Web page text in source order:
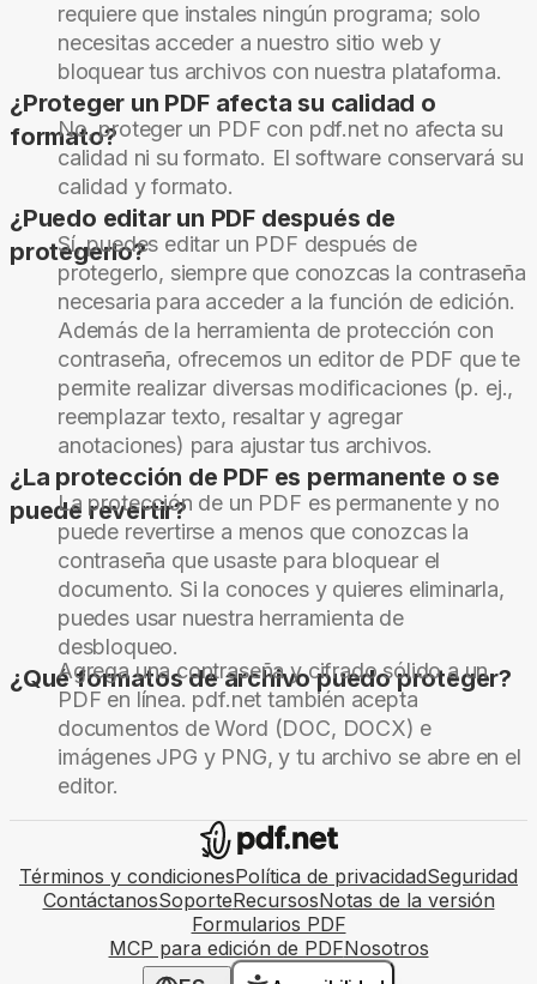
requiere que instales ningún programa; solo
necesitas acceder a nuestro sitio web y
bloquear tus archivos con nuestra plataforma.
¿Proteger un PDF afecta su calidad o
formato?
No, proteger un PDF con pdf.net no afecta su
calidad ni su formato. El software conservará su
calidad y formato.
¿Puedo editar un PDF después de
protegerlo?
Sí, puedes editar un PDF después de
protegerlo, siempre que conozcas la contraseña
necesaria para acceder a la función de edición.
Además de la herramienta de protección con
contraseña, ofrecemos un editor de PDF que te
permite realizar diversas modificaciones (p. ej.,
reemplazar texto, resaltar y agregar
anotaciones) para ajustar tus archivos.
¿La protección de PDF es permanente o se
puede revertir?
La protección de un PDF es permanente y no
puede revertirse a menos que conozcas la
contraseña que usaste para bloquear el
documento. Si la conoces y quieres eliminarla,
puedes usar nuestra herramienta de
desbloqueo.
¿Qué formatos de archivo puedo proteger?
Agrega una contraseña y cifrado sólido a un
PDF en línea. pdf.net también acepta
documentos de Word (DOC, DOCX) e
imágenes JPG y PNG, y tu archivo se abre en el
editor.
Términos y condicionesPolítica de privacidadSeguridad
ContáctanosSoporteRecursosNotas de la versión
Formularios PDF
MCP para edición de PDFNosotros